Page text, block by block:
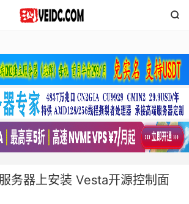

务器上安装 Vesta开源控制面